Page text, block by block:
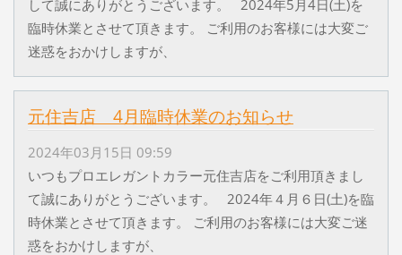
して誠にありがとうございます。 2024年5月4日(土)を
臨時休業とさせて頂きます。 ご利用のお客様には大変ご
迷惑をおかけしますが、
元住吉店 4月臨時休業のお知らせ
2024年03月15日 09:59
いつもプロエレガントカラー元住吉店をご利用頂きまし
て誠にありがとうございます。 2024年４月６日(土)を臨
時休業とさせて頂きます。 ご利用のお客様には大変ご迷
惑をおかけしますが、